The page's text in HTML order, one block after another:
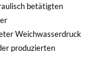
betätigten
Weichwasserdruck
produzierten